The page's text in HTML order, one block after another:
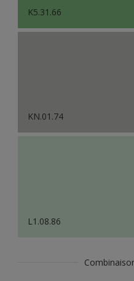
K5.31.66
KN.01.74
L1.08.86